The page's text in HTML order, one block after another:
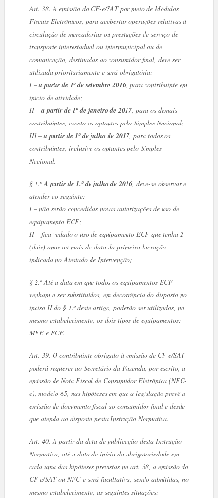
Art. 38. A emissão do CF-e/SAT por meio de Módulos
Fiscais Eletrônicos, para acobertar operações relativas à
circulação de mercadorias ou prestações de serviço de
transporte interestadual ou intermunicipal ou de
comunicação, destinadas ao consumidor final, deve ser
utilizada prioritariamente e será obrigatória:
I –a partir de 1º de setembro 2016, para contribuinte em
início de atividade;
II –a partir de 1º de janeiro de 2017, para os demais
contribuintes, exceto os optantes pelo Simples Nacional;
III –a partir de 1º de julho de 2017, para todos os
contribuintes, inclusive os optantes pelo Simples
Nacional.
§ 1.ºA partir de 1.º de julho de 2016, deve-se observar e
atender ao seguinte:
I – não serão concedidas novas autorizações de uso de
equipamento ECF;
II – fica vedado o uso de equipamento ECF que tenha 2
(dois) anos ou mais da data da primeira lacração
indicada no Atestado de Intervenção;
§ 2.º Até a data em que todos os equipamentos ECF
venham a ser substituídos, em decorrência do disposto no
inciso II do § 1.º deste artigo, poderão ser utilizados, no
mesmo estabelecimento, os dois tipos de equipamentos:
MFE e ECF.
Art. 39. O contribuinte obrigado à emissão de CF-e/SAT
poderá requerer ao Secretário da Fazenda, por escrito, a
emissão de Nota Fiscal de Consumidor Eletrônica (NFC-
e), modelo 65, nas hipóteses em que a legislação prevê a
emissão de documento fiscal ao consumidor final e desde
que atenda ao disposto nesta Instrução Normativa.
Art. 40. A partir da data de publicação desta Instrução
Normativa, até a data de início da obrigatoriedade em
cada uma das hipóteses previstas no art. 38, a emissão do
CF-e/SAT ou NFC-e será facultativa, sendo admitidas, no
mesmo estabelecimento, as seguintes situações: